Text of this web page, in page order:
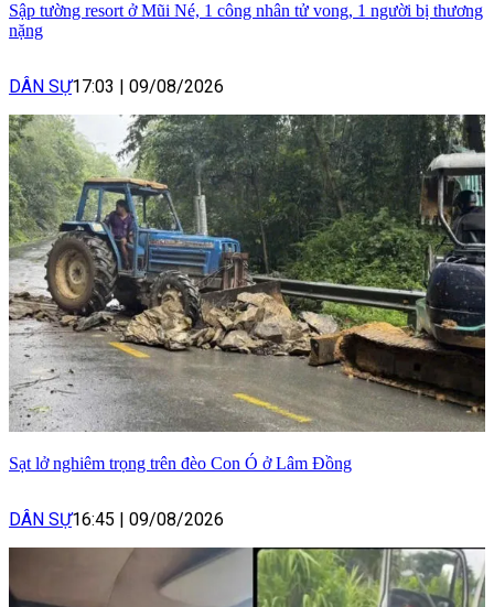
Sập tường resort ở Mũi Né, 1 công nhân tử vong, 1 người bị thương
nặng
DÂN SỰ17:03 09/08/2026
Sạt lở nghiêm trọng trên đèo Con Ó ở Lâm Đồng
DÂN SỰ16:45 09/08/2026